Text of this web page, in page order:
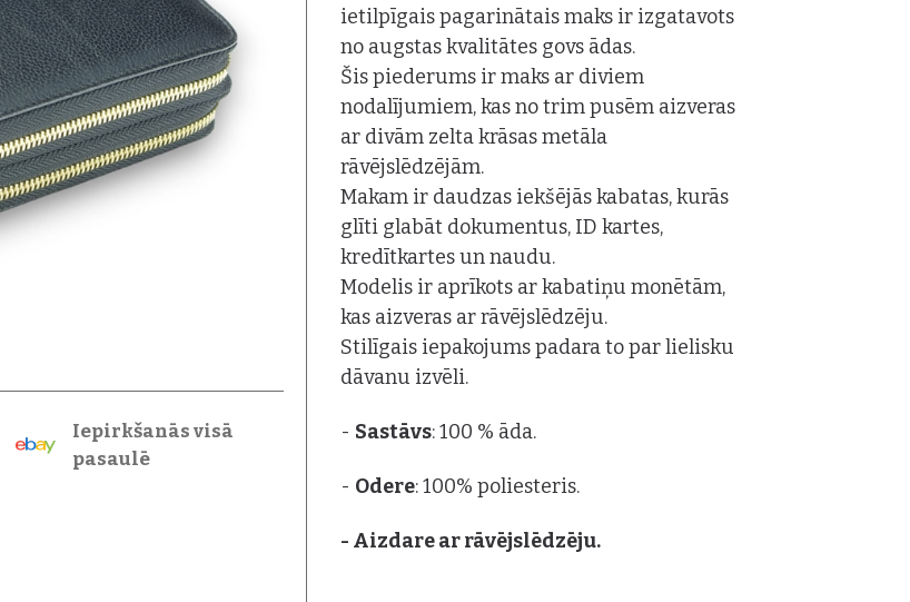
Iepirkšanās visā
pasaulē
ietilpīgais pagarinātais maks ir izgatavots
no augstas kvalitātes govs ādas.
Šis piederums ir maks ar diviem
nodalījumiem, kas no trim pusēm aizveras
ar divām zelta krāsas metāla
rāvējslēdzējām.
Makam ir daudzas iekšējās kabatas, kurās
glīti glabāt dokumentus, ID kartes,
kredītkartes un naudu.
Modelis ir aprīkots ar kabatiņu monētām,
kas aizveras ar rāvējslēdzēju.
Stilīgais iepakojums padara to par lielisku
dāvanu izvēli.
- Sastāvs: 100 % āda.
- Odere: 100% poliesteris.
- Aizdare ar rāvējslēdzēju.